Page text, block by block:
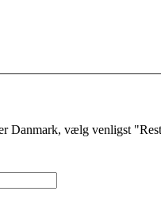
Danmark, vælg venligst